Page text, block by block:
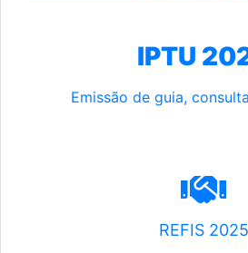
IPTU
Emissão de guia,
REFIS 2025